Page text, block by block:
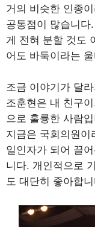
거의 비슷한 인종
공통점이 많습니
게 전혀 분할 것도
어도 바둑이라는
조금 이야기가 달
조훈현은 내 친구
으로 훌륭한 사람
지금은 국회의원이
일인자가 되어 끌
니다. 개인적으로
도 대단히 좋아합니